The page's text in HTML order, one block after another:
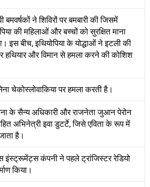
बमवर्षकों ने शिविरों पर बमबारी की जिसमें
की महिलाओं और बच्चों को सुरक्षित माना
इस बीच, इथियोपिया के योद्धाओं ने इटली की
हथियार और विमान से हमला करने की कोशिश
चेकोस्लोवाकिया पर हमला करती है।
के सैन्य अधिकारी और राजनेता जुआन पेरोन
अभिनेत्री इवा डुटर्टे, जिसे एविता के रूप में
है।
इंस्ट्रूमेंट्स कंपनी ने पहले ट्रांजिस्टर रेडियो
किया।